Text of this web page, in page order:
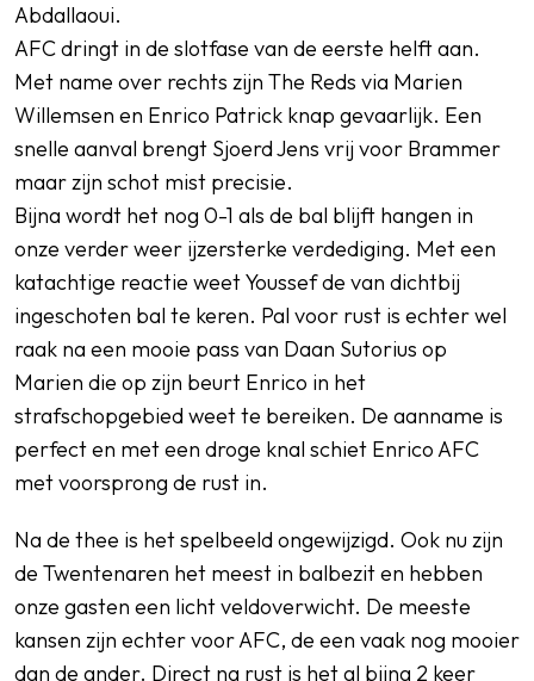
Abdallaoui.
AFC dringt in de slotfase van de eerste helft aan.
Met name over rechts zijn The Reds via Marien
Willemsen en Enrico Patrick knap gevaarlijk. Een
snelle aanval brengt Sjoerd Jens vrij voor Brammer
maar zijn schot mist precisie.
Bijna wordt het nog 0-1 als de bal blijft hangen in
onze verder weer ijzersterke verdediging. Met een
katachtige reactie weet Youssef de van dichtbij
ingeschoten bal te keren. Pal voor rust is echter wel
raak na een mooie pass van Daan Sutorius op
Marien die op zijn beurt Enrico in het
strafschopgebied weet te bereiken. De aanname is
perfect en met een droge knal schiet Enrico AFC
met voorsprong de rust in.
Na de thee is het spelbeeld ongewijzigd. Ook nu zijn
de Twentenaren het meest in balbezit en hebben
onze gasten een licht veldoverwicht. De meeste
kansen zijn echter voor AFC, de een vaak nog mooier
dan de ander. Direct na rust is het al bijna 2 keer